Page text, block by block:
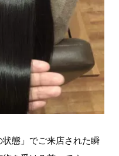
態」でご来店された瞬